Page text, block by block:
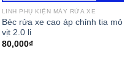
LINH PHỤ KIỆN MÁY RỬA XE
Béc rửa xe cao áp chỉnh tia mỏ
vịt 2.0 li
80,000₫